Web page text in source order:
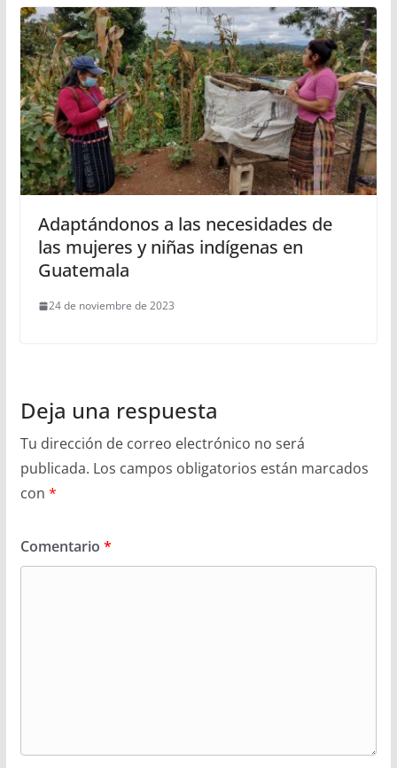
Adaptándonos a las necesidades de
las mujeres y niñas indígenas en
Guatemala
24 de noviembre de 2023
Deja una respuesta
Tu dirección de correo electrónico no será
publicada. Los campos obligatorios están marcados
con *
Comentario *